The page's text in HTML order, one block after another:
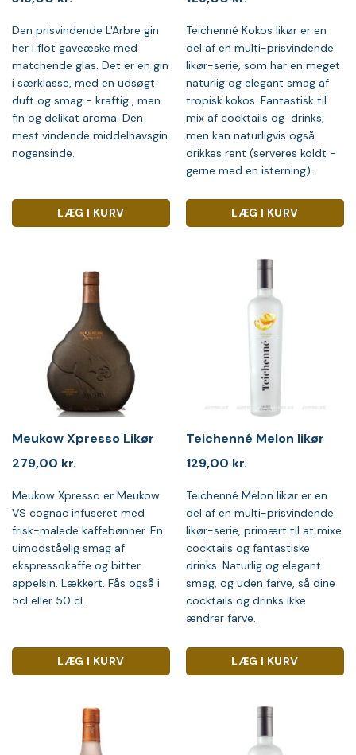
Den prisvindende L'Arbre gin
her i flot gaveæske med
matchende glas. Det er en gin
i særklasse, med en udsøgt
duft og smag - kraftig , men
fin og delikat aroma. Den
mest vindende middelhavsgin
nogensinde.
LÆG I KURV
Teichenné Kokos likør er en
del af en multi-prisvindende
likør-serie, som har en meget
naturlig og elegant smag af
tropisk kokos. Fantastisk til
mix af cocktails og drinks,
men kan naturligvis også
drikkes rent (serveres koldt -
gerne med en isterning).
LÆG I KURV
Meukow Xpresso Likør
279,00 kr.
Meukow Xpresso er Meukow
VS cognac infuseret med
frisk-malede kaffebønner. En
uimodståelig smag af
ekspressokaffe og bitter
appelsin. Lækkert. Fås også i
5cl eller 50 cl.
LÆG I KURV
Teichenné Melon likør
129,00 kr.
Teichenné Melon likør er en
del af en multi-prisvindende
likør-serie, primært til at mixe
cocktails og fantastiske
drinks. Naturlig og elegant
smag, og uden farve, så dine
cocktails og drinks ikke
ændrer farve.
LÆG I KURV